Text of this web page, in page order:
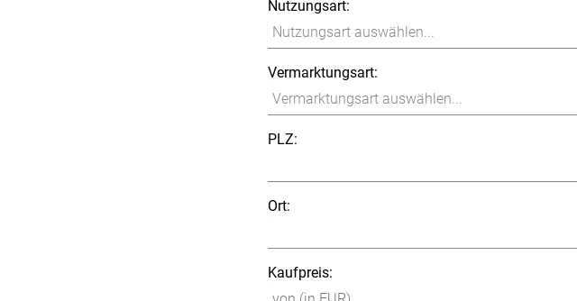
Nutzungsart:
Vermarktungsart:
PLZ:
Ort:
Kaufpreis: